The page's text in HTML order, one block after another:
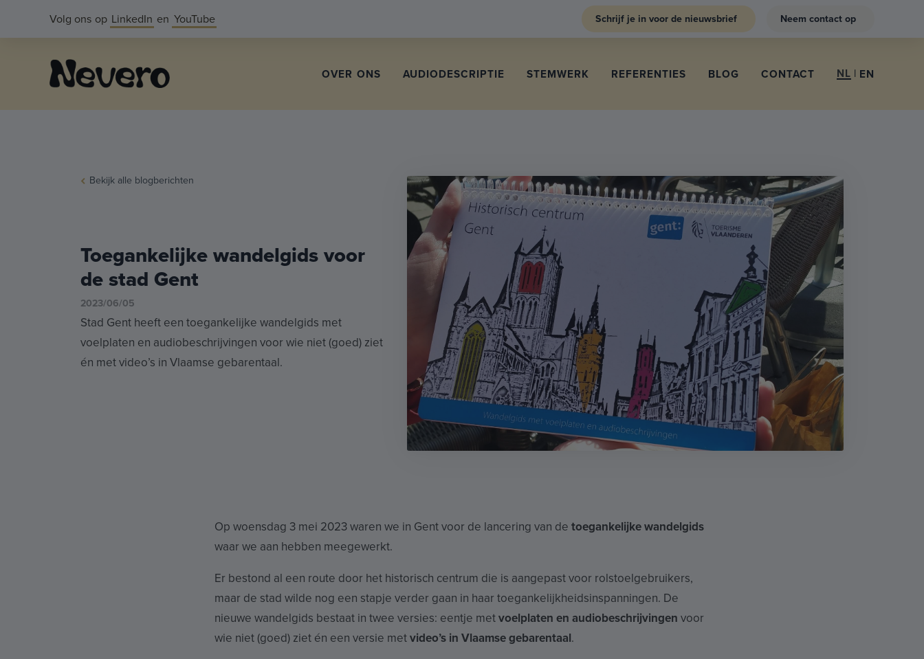
Volg ons op LinkedIn en YouTube Schrijf je in voor de nieuwsbrief Neem contact op
OVER ONS AUDIODESCRIPTIE STEMWERK REFERENTIES BLOG CONTACT NL | EN
Toegankelijke wandelgids voor
de stad Gent
2023/06/05
Stad Gent heeft een toegankelijke wandelgids met
voelplaten en audiobeschrijvingen voor wie niet (goed) ziet
én met video’s in Vlaamse gebarentaal.
Bekijk alle blogberichten
Op woensdag 3 mei 2023 waren we in Gent voor de lancering van de toegankelijke wandelgids
waar we aan hebben meegewerkt.
Er bestond al een route door het historisch centrum die is aangepast voor rolstoelgebruikers,
maar de stad wilde nog een stapje verder gaan in haar toegankelijkheidsinspanningen. De
nieuwe wandelgids bestaat in twee versies: eentje metvoelplaten en audiobeschrijvingen voor
wie niet (goed) ziet én een versie metvideo’s in Vlaamse gebarentaal.